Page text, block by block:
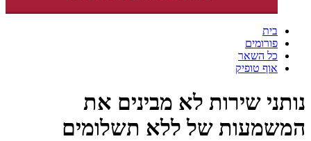
בית
פורומים
כל השאר
אוף טופיק
נותני שירות לא מבינים את
המשמעות של ללא תשלומים